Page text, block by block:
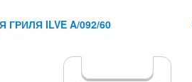
ILVE A/092/60